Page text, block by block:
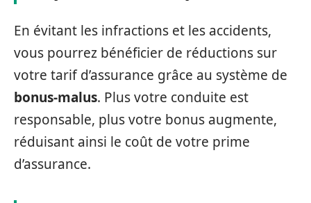
En évitant les infractions et les accidents,
vous pourrez bénéficier de réductions sur
votre tarif d’assurance grâce au système de
bonus-malus. Plus votre conduite est
responsable, plus votre bonus augmente,
réduisant ainsi le coût de votre prime
d’assurance.